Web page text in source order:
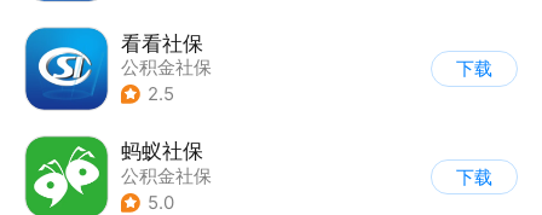
看看社保
公积金社保
2.5
下载
蚂蚁社保
公积金社保
5.0
下载